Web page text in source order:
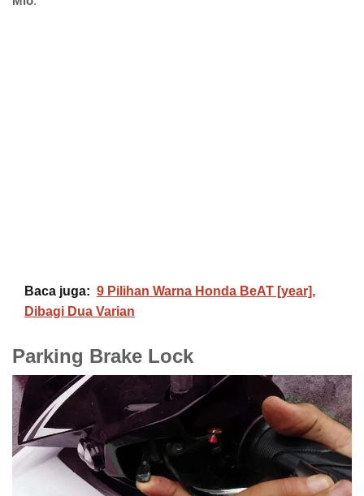
Baca juga: 9 Pilihan Warna Honda BeAT [year],
Dibagi Dua Varian
Parking Brake Lock